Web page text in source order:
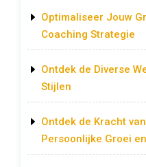
Optimaliseer Jouw
Coaching Strategie
Ontdek de Diverse
Stijlen
Ontdek de Kracht
Persoonlijke Groei